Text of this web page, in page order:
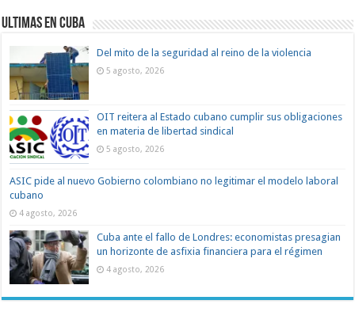
Ultimas en Cuba
Del mito de la seguridad al reino de la violencia
5 agosto, 2026
OIT reitera al Estado cubano cumplir sus obligaciones
en materia de libertad sindical
5 agosto, 2026
ASIC pide al nuevo Gobierno colombiano no legitimar el modelo laboral
cubano
4 agosto, 2026
Cuba ante el fallo de Londres: economistas presagian
un horizonte de asfixia financiera para el régimen
4 agosto, 2026